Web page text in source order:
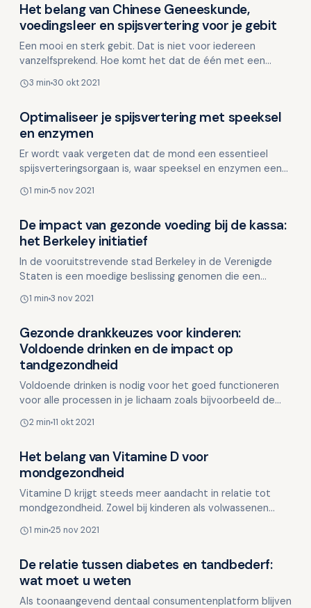
Voeding en mondgezondheid
Het belang van Chinese Geneeskunde,
voedingsleer en spijsvertering voor je gebit
Een mooi en sterk gebit. Dat is niet voor iedereen
vanzelfsprekend. Hoe komt het dat de één met een
Geneesk…
3 min 30 okt 2021
Voeding en mondgezondheid
Optimaliseer je spijsvertering met speeksel
en enzymen
Er wordt vaak vergeten dat de mond een essentieel
spijsverteringsorgaan is, waar speeksel en enzymen een
1 min 5 nov 2021
Voeding en mondgezondheid
De impact van gezonde voeding bij de kassa:
het Berkeley initiatief
In de vooruitstrevende stad Berkeley in de Verenigde
Staten is een moedige beslissing genomen die een
gezinnen…
1 min 3 nov 2021
Voeding en mondgezondheid
Gezonde drankkeuzes voor kinderen:
Voldoende drinken en de impact op
tandgezondheid
Voldoende drinken is nodig voor het goed functioneren
voor alle processen in je lichaam zoals bijvoorbeeld de
2 min 11 okt 2021
Voeding en mondgezondheid
Het belang van Vitamine D voor
mondgezondheid
Vitamine D krijgt steeds meer aandacht in relatie tot
mondgezondheid. Zowel bij kinderen als volwassenen
mo…
1 min 25 nov 2021
Voeding en mondgezondheid
De relatie tussen diabetes en tandbederf:
wat moet u weten
Als toonaangevend dentaal consumentenplatform blijven